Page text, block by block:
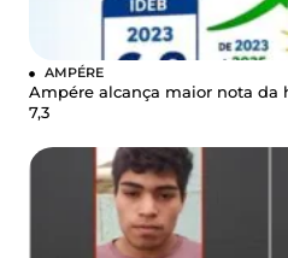
AMPÉRE
Ampére alcança maior nota da
7,3